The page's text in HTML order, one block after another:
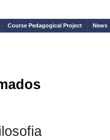
Course Pedagogical Project News